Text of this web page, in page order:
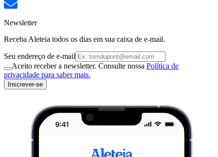
Newsletter
Receba Aleteia todos os dias em sua caixa de e-mail.
Seu endereço de e-mail
Aceito receber a newsletter. Consulte nossa Política de
privacidade para saber mais.
Inscrever-se